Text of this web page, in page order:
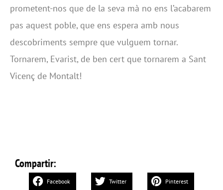
prometent-nos que de la seva mà no ens l’acabarem
pas aquest poble, que ens espera amb nous
descobriments sempre que vulguem tornar.
Tornarem, Evarist, de ben cert que tornarem a Sant
Vicenç de Montalt!
Compartir:
Facebook Twitter Pinterest